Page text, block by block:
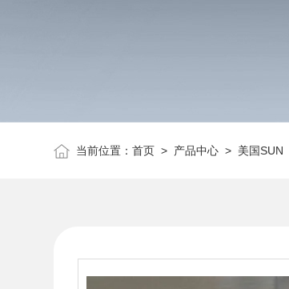
当前位置：首页 > 产品中心 > 美国SUN